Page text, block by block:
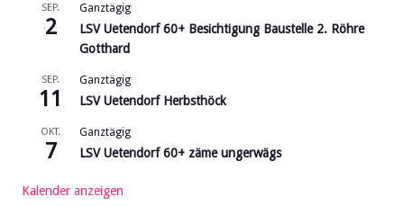
SEP.
2
Ganztägig
LSV Uetendorf 60+ Besichtigung Baustelle 2. Röhre
Gotthard
SEP.
11
Ganztägig
LSV Uetendorf Herbsthöck
OKT.
7
Ganztägig
LSV Uetendorf 60+ zäme ungerwägs
Kalender anzeigen